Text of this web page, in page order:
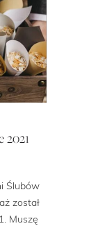
Ślubów
został
Muszę